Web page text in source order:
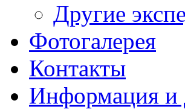
Другие
Фотогалерея
Контакты
Информация и